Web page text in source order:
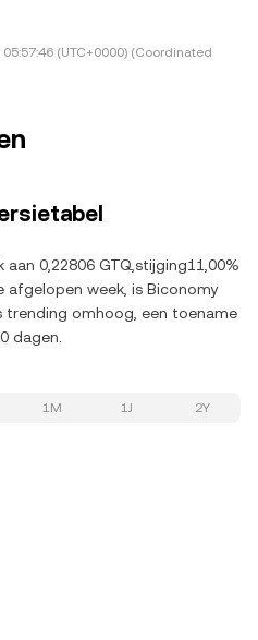
(UTC+0000) (Coordinated
0,22806 GTQ,stijging11,00%
afgelopen week, is Biconomy
trending omhoog, een toename
dagen.
1M 1J 2Y